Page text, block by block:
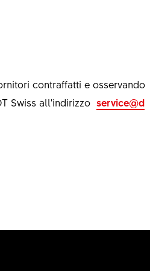
contraffatti e osservando
Swiss all'indirizzoservice@d